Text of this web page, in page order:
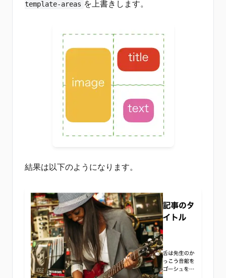
template-areas を上書きします。
結果は以下のようになります。